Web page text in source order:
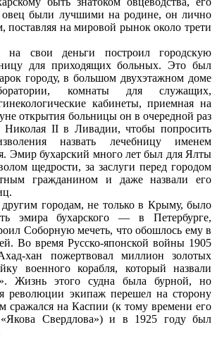
овец были лучшими на родине, он лично
поставляя на мировой рынок около трети
свои деньги построил городскую
для приходящих больных. Это был
городу, в большом двухэтажном доме
комнаты для служащих,
кабинеты, приемная на
открытия больницы он в очередной раз
Николая II в Ливадии, чтобы попросить
назвать лечебницу именем
Эмир бухарский много лет был для Ялты
щедрости, за заслуги перед городом
гражданином и даже назвали его
городам, не только в Крыму, было
эмира бухарского — в Петербурге,
Соборную мечеть, что обошлось ему в
Во время Русско-японской войны 1905
хан пожертвовал миллион золотых
военного корабля, который назвали
Жизнь этого судна была бурной, но
революции экипаж перешел на сторону
сражался на Каспии (к тому времени его
Свердлова») и в 1925 году был